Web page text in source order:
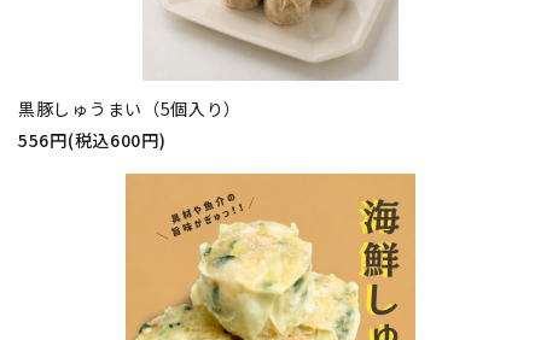
黒豚しゅうまい（5個入り）
556円(税込600円)